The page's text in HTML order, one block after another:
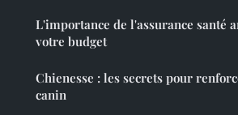
L'importance de l'assurance santé
votre budget
Chienesse : les secrets pour
canin